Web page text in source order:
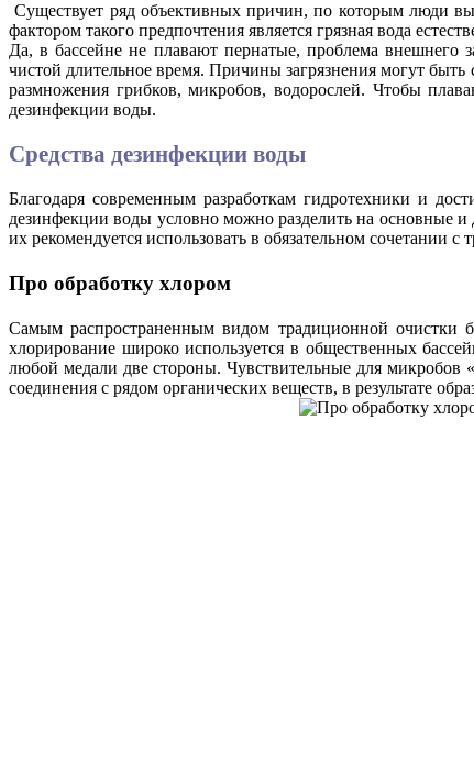
Существует ряд объективных причин, по которым люди
фактором такого предпочтения является грязная вода
Да, в бассейне не плавают пернатые, проблема внешнего
чистой длительное время. Причины загрязнения могут
размножения грибков, микробов, водорослей. Чтобы
дезинфекции воды.
Средства дезинфекции воды
Благодаря современным разработкам гидротехники и
дезинфекции воды условно можно разделить на основные
их рекомендуется использовать в обязательном сочетании
Про обработку хлором
Самым распространенным видом традиционной очистки
хлорирование широко используется в общественных
любой медали две стороны. Чувствительные для микробов
соединения с рядом органических веществ, в результате